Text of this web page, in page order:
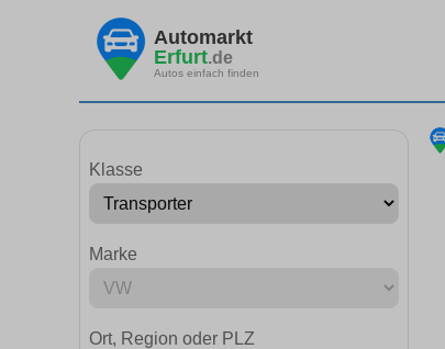
Automarkt
Erfurt.de
Autos einfach finden
Klasse
Marke
Ort, Region oder PLZ